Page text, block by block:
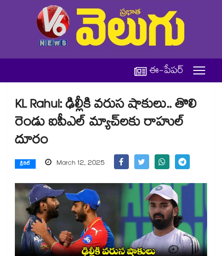
ఈ-పేపర్
KL Rahul: ఢిల్లీకి వరుస షాకులు.. తొలి
రెండు ఐపీఎల్ మ్యాచ్‌లకు రాహుల్
దూరం
క్రికెట్ March 12, 2025